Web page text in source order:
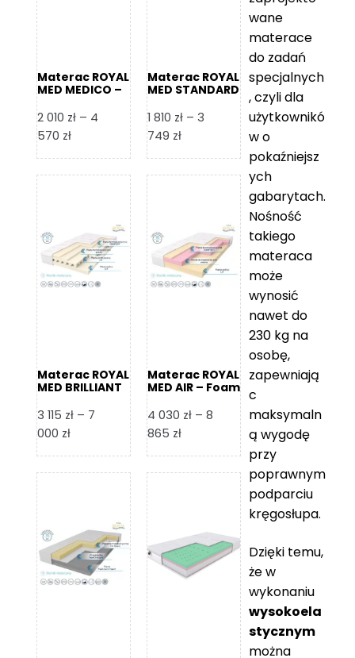
Materac ROYAL
MED MEDICO –
2 010 zł – 4
570 złZakres
od
4
570 zł
Materac ROYAL
MED STANDARD
1 810 zł – 3
749 złZakres
od
3
749 zł
Materac ROYAL
MED BRILLIANT
3 115 zł – 7
000 złZakres
od
7
000 zł
Materac ROYAL
MED AIR – Foam
4 030 zł – 8
865 złZakres
od
8
865 zł
wane
materace
do zadań
specjalnych
, czyli dla
użytkownikó
w o
pokaźniejsz
ych
gabarytach.
Nośność
takiego
materaca
może
wynosić
nawet do
230 kg na
osobę,
zapewniają
c
maksymaln
ą wygodę
przy
poprawnym
podparciu
kręgosłupa.
Dzięki temu,
że w
wykonaniu
wysokoela
stycznym
można